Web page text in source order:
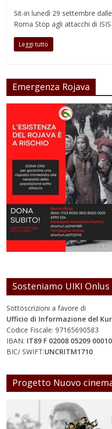
Sit-in lunedì 29 settembre
Roma Stop agli attacchi di
Leggi tutto
Emergenza Rojava
Sosteniamo UIKI Onlus
Sottoscrizioni a favore di
Ufficio di Informazione del
Codice Fiscale: 97165690583
IBAN: IT89 F 02008 05209
BIC/ SWIFT:UNCRITM1710
Progetto Nuovo